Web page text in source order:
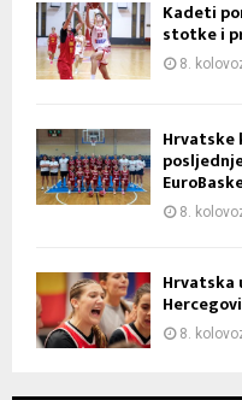
Kadeti
stotke i
8.
8.
Hrvatska
8.